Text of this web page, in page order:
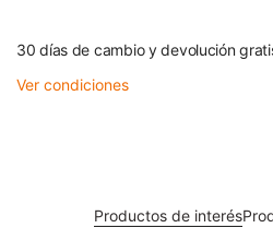
30 días de cambio y devolución
Ver condiciones
Productos de interés